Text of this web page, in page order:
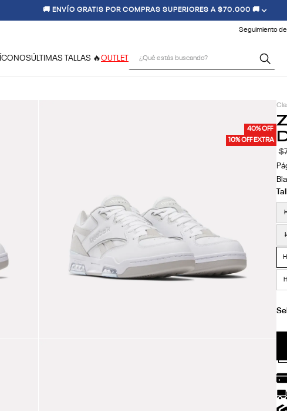
🚚 ENVÍO GRATIS POR COMPRAS SUPERIORES A $70.000 🚚
Seguimiento
ÍCONOSÚLTIMAS TALLAS 🔥OUTLET
40% OFF
10% OFF EXTRA
$